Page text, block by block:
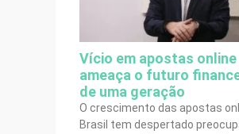
Vício em apostas online
ameaça o futuro
de uma geração
O crescimento das apostas
Brasil tem despertado